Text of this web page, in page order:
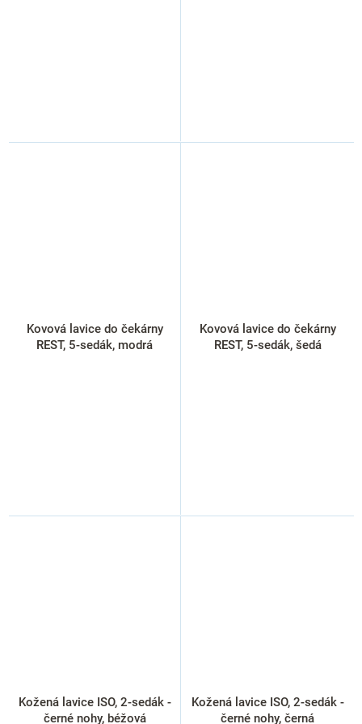
Kovová lavice do čekárny
REST, 5-sedák, modrá
Kovová lavice do čekárny
REST, 5-sedák, šedá
Kožená lavice ISO, 2-sedák -
černé nohy, béžová
Kožená lavice ISO, 2-sedák -
černé nohy, černá